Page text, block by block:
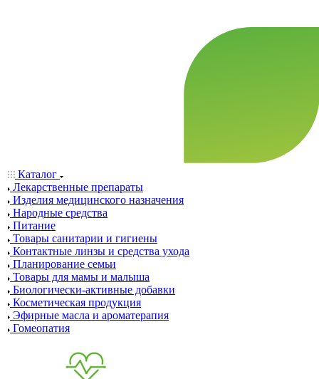
Каталог
Лекарственные препараты
Изделия медицинского назначения
Народные средства
Питание
Товары санитарии и гигиены
Контактные линзы и средства ухода
Планирование семьи
Товары для мамы и малыша
Биологически-активные добавки
Косметическая продукция
Эфирные масла и ароматерапия
Гомеопатия